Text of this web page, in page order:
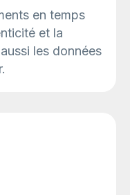
en temps
et la
les données